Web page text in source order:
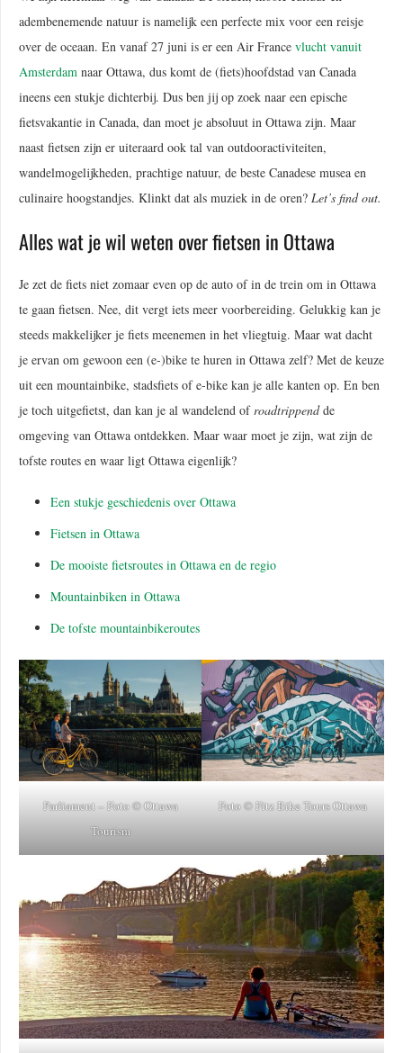
adembenemende natuur is namelijk een perfecte mix voor een reisje
over de oceaan. En vanaf 27 juni is er een Air France vlucht vanuit
Amsterdam naar Ottawa, dus komt de (fiets)hoofdstad van Canada
ineens een stukje dichterbij. Dus ben jij op zoek naar een epische
fietsvakantie in Canada, dan moet je absoluut in Ottawa zijn. Maar
naast fietsen zijn er uiteraard ook tal van outdooractiviteiten,
wandelmogelijkheden, prachtige natuur, de beste Canadese musea en
culinaire hoogstandjes. Klinkt dat als muziek in de oren? Let’s find out.
Alles wat je wil weten over fietsen in Ottawa
Je zet de fiets niet zomaar even op de auto of in de trein om in Ottawa
te gaan fietsen. Nee, dit vergt iets meer voorbereiding. Gelukkig kan je
steeds makkelijker je fiets meenemen in het vliegtuig. Maar wat dacht
je ervan om gewoon een (e-)bike te huren in Ottawa zelf? Met de keuze
uit een mountainbike, stadsfiets of e-bike kan je alle kanten op. En ben
je toch uitgefietst, dan kan je al wandelend ofroadtrippendde
omgeving van Ottawa ontdekken. Maar waar moet je zijn, wat zijn de
tofste routes en waar ligt Ottawa eigenlijk?
Een stukje geschiedenis over Ottawa
Fietsen in Ottawa
De mooiste fietsroutes in Ottawa en de regio
Mountainbiken in Ottawa
De tofste mountainbikeroutes
Parliament – Foto © Ottawa
Tourism
Foto © Fitz Bike Tours Ottawa